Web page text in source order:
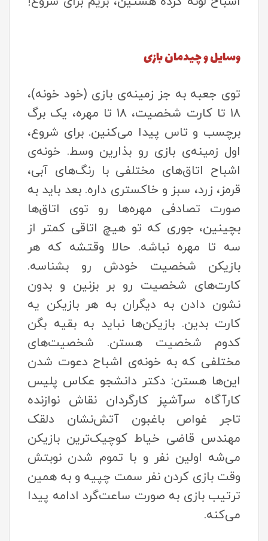
وسایل و چیدمان بازی
توی جعبه به جز زمینه‌ی بازی (خود خونه)،
18 تا کارت شخصیت، 18 تا مهره، یک برگ
برچسب و تاس پیدا می‌کنین. برای شروع،
اول زمینه‌ی بازی رو بذارین وسط. خونه‌ی
اشباح اتاق‌های مختلفی با رنگ‌های آبی،
قرمز، زرد، سبز و خاکستری داره. بعد باید به
صورت تصادفی مهره‌ها رو توی اتاق‌ها
بچینین، جوری که تو هیچ اتاقی کمتر از
سه تا مهره نباشه. حالا وقتشه که هر
بازیکن شخصیت خودش رو بشناسه.
کارت‌های شخصیت رو بر بزنین و بدون
نشون دادن به دیگران به هر بازیکن یه
کارت بدین. بازیکن‌ها نباید به بقیه بگن
کدوم شخصیت هستن. شخصیت‌های
مختلفی که به خونه‌ی اشباح دعوت شدن
این‌ها هستن: دکتر دانشجو عکاس پلیس
کارآگاه سرآشپز کارگردان نقاش نوازنده
تاجر غواص باغبون آتش‌نشان دلقک
مهندس قاضی خیاط کوچیک‌ترین بازیکن
می‌شه اولین نفر و با تموم شدن نوبتش
وقت بازی کردن نفر سمت چپیه و به همین
ترتیب بازی به صورت ساعت‌گرد ادامه پیدا
می‌کنه.